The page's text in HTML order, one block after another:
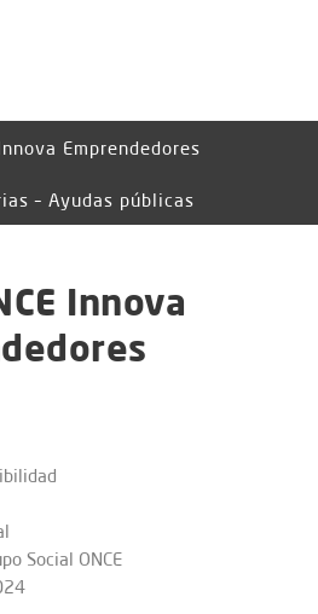
Emprendedores
– Ayudas públicas
Innova
Social ONCE